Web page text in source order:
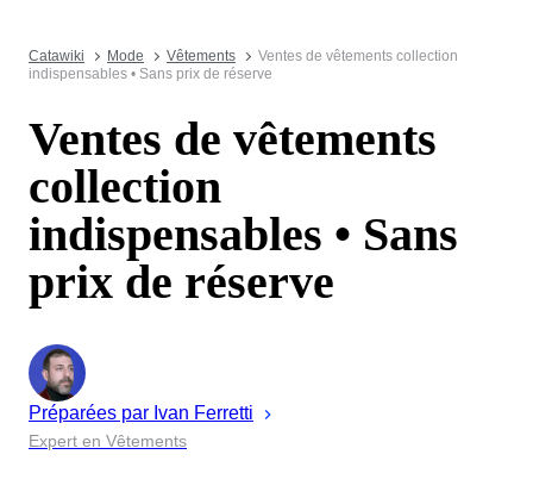
Catawiki Mode Vêtements
Ventes de vêtements collection
indispensables • Sans prix de réserve
Ventes de vêtements
collection
indispensables • Sans
prix de réserve
Préparées par Ivan Ferretti
Expert en Vêtements